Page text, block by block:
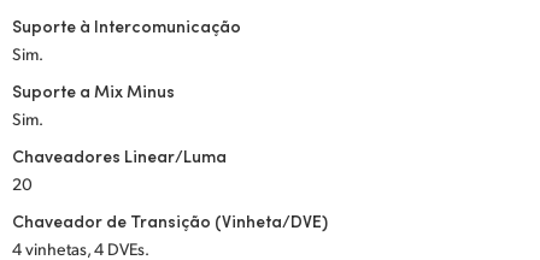
Suporte à Intercomunicação
Sim.
Suporte a Mix Minus
Sim.
Chaveadores Linear/Luma
20
Chaveador de Transição (Vinheta/DVE)
4 vinhetas, 4 DVEs.